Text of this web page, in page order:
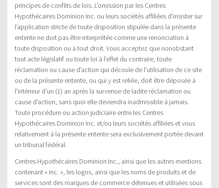
principes de conflits de lois. L’omission par les Centres
Hypothécaires Dominion Inc. ou leurs sociétés affiliées d’insister sur
l’application stricte de toute disposition stipulée dans la présente
entente ne doit pas être interprétée comme une renonciation à
toute disposition ou à tout droit. Vous acceptez que nonobstant
tout acte législatif ou toute loi à l’effet du contraire, toute
réclamation ou cause d’action qui découle de l’utilisation de ce site
ou de la présente entente, ou qui y est reliée, doit être déposée à
l’intérieur d’un (1) an après la survenue de ladite réclamation ou
cause d’action, sans quoi elle deviendra inadmissible à jamais.
Toute procédure ou action judiciaire entre les Centres
Hypothécaires Dominion Inc. et/ou leurs sociétés affiliées et vous
relativement à la présente entente sera exclusivement portée devant
un tribunal fédéral.
Centres Hypothécaires Dominion Inc., ainsi que les autres mentions
contenant « Inc. », les logos, ainsi que les noms de produits et de
services sont des marques de commerce détenues et utilisées sous